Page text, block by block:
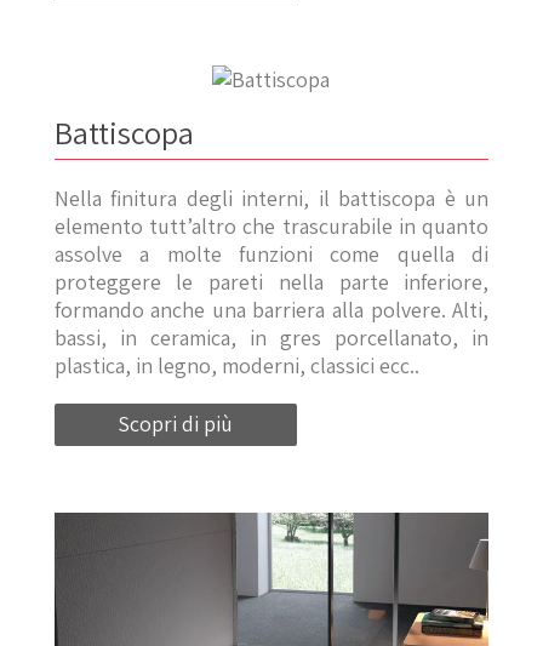
Battiscopa
Nella finitura degli interni, il battiscopa è un
elemento tutt’altro che trascurabile in quanto
assolve a molte funzioni come quella di
proteggere le pareti nella parte inferiore,
formando anche una barriera alla polvere. Alti,
bassi, in ceramica, in gres porcellanato, in
plastica, in legno, moderni, classici ecc..
Scopri di più